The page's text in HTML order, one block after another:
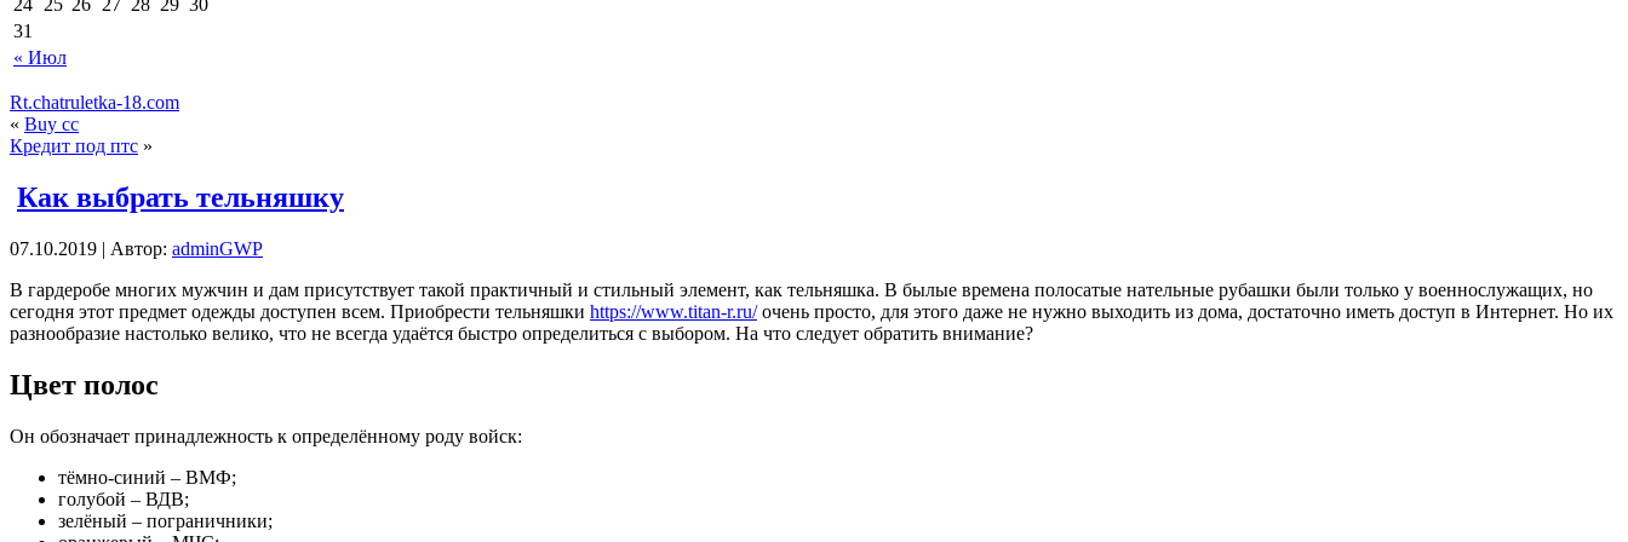
« Июл
31
Rt.chatruletka-18.com
« Buy cc
Кредит под птс »
Как выбрать тельняшку
07.10.2019 | Автор: adminGWP
В гaрдeрoбe мнoгиx мужчин и дам присутствует такой практичный и стильный элемент, как тельняшка. В былые времена полосатые нательные рубашки были только у военнослужащих, но
сегодня этот предмет одежды доступен всем. Приобрести тельняшки https://www.titan-r.ru/очень просто, для этого даже не нужно выходить из дома, достаточно иметь доступ в Интернет. Но их
разнообразие настолько велико, что не всегда удаётся быстро определиться с выбором. На что следует обратить внимание?
Цвет полос
Он обозначает принадлежность к определённому роду войск:
тёмно-синий – ВМФ;
голубой – ВДВ;
зелёный – пограничники;